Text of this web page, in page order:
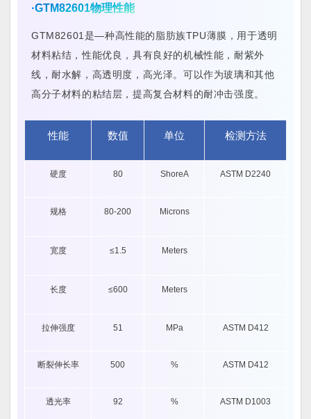
·GTM82601物理性能
GTM82601是—种高性能的脂肪族TPU薄膜，用于透明
材料粘结，性能优良，具有良好的机械性能，耐紫外
线，耐水解，高透明度，高光泽。可以作为玻璃和其他
高分子材料的粘结层，提高复合材料的耐冲击强度。
性能 数值 单位 检测方法
硬度 80 ShoreA ASTM D2240
规格 80-200 Microns
宽度 ≤1.5 Meters
长度 ≤600 Meters
拉伸强度 51 MPa ASTM D412
断裂伸长率 500 % ASTM D412
透光率 92 % ASTM D1003